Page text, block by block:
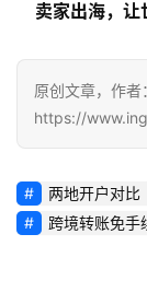
卖家出海，让
原创文章，作者
https://
两地开户对比
跨境转账免手